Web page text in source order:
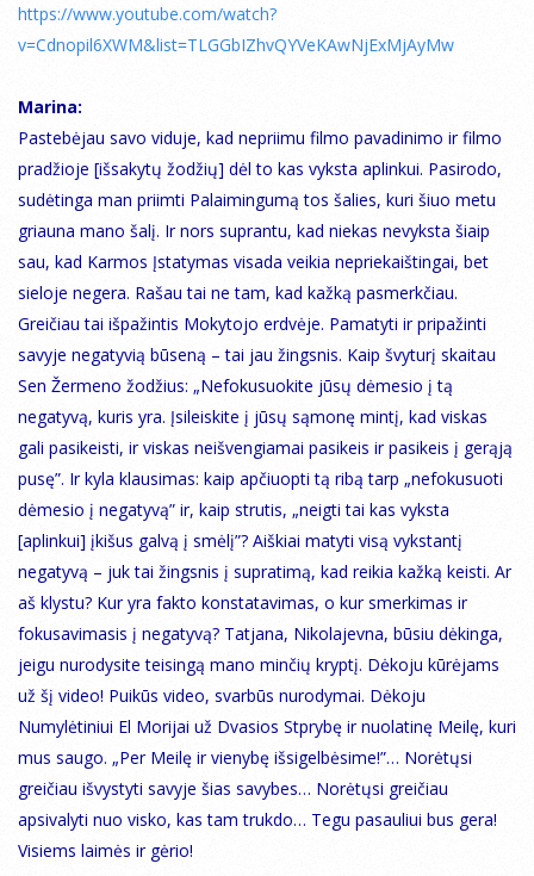
https://www.youtube.com/watch?
v=Cdnopil6XWM&list=TLGGbIZhvQYVeKAwNjExMjAyMw
Marina:
Pastebėjau savo viduje, kad nepriimu filmo pavadinimo ir filmo
pradžioje [išsakytų žodžių] dėl to kas vyksta aplinkui. Pasirodo,
sudėtinga man priimti Palaimingumą tos šalies, kuri šiuo metu
griauna mano šalį. Ir nors suprantu, kad niekas nevyksta šiaip
sau, kad Karmos Įstatymas visada veikia nepriekaištingai, bet
sieloje negera. Rašau tai ne tam, kad kažką pasmerkčiau.
Greičiau tai išpažintis Mokytojo erdvėje. Pamatyti ir pripažinti
savyje negatyvią būseną – tai jau žingsnis. Kaip švyturį skaitau
Sen Žermeno žodžius: „Nefokusuokite jūsų dėmesio į tą
negatyvą, kuris yra. Įsileiskite į jūsų sąmonę mintį, kad viskas
gali pasikeisti, ir viskas neišvengiamai pasikeis ir pasikeis į gerąją
pusę”. Ir kyla klausimas: kaip apčiuopti tą ribą tarp „nefokusuoti
dėmesio į negatyvą” ir, kaip strutis, „neigti tai kas vyksta
[aplinkui] įkišus galvą į smėlį”? Aiškiai matyti visą vykstantį
negatyvą – juk tai žingsnis į supratimą, kad reikia kažką keisti. Ar
aš klystu? Kur yra fakto konstatavimas, o kur smerkimas ir
fokusavimasis į negatyvą? Tatjana, Nikolajevna, būsiu dėkinga,
jeigu nurodysite teisingą mano minčių kryptį. Dėkoju kūrėjams
už šį video! Puikūs video, svarbūs nurodymai. Dėkoju
Numylėtiniui El Morijai už Dvasios Stprybę ir nuolatinę Meilę, kuri
mus saugo. „Per Meilę ir vienybę išsigelbėsime!”… Norėtųsi
greičiau išvystyti savyje šias savybes… Norėtųsi greičiau
apsivalyti nuo visko, kas tam trukdo… Tegu pasauliui bus gera!
Visiems laimės ir gėrio!